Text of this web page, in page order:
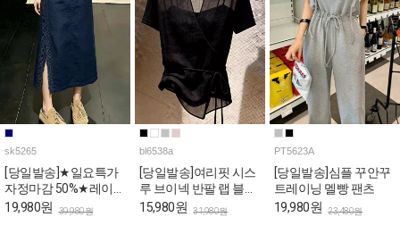
sk5265
[당일발송]★일요특가
자정마감 50%★레이스
사이드 슬릿 A라인 스
19,980원 39,980원
bl6538a
[당일발송]여리핏 시스
루 브이넥 반팔 랩 블라
우스
15,980원 31,980원
PT5623A
[당일발송]심플 꾸안꾸
트레이닝 멜빵 팬츠
19,980원 23,480원